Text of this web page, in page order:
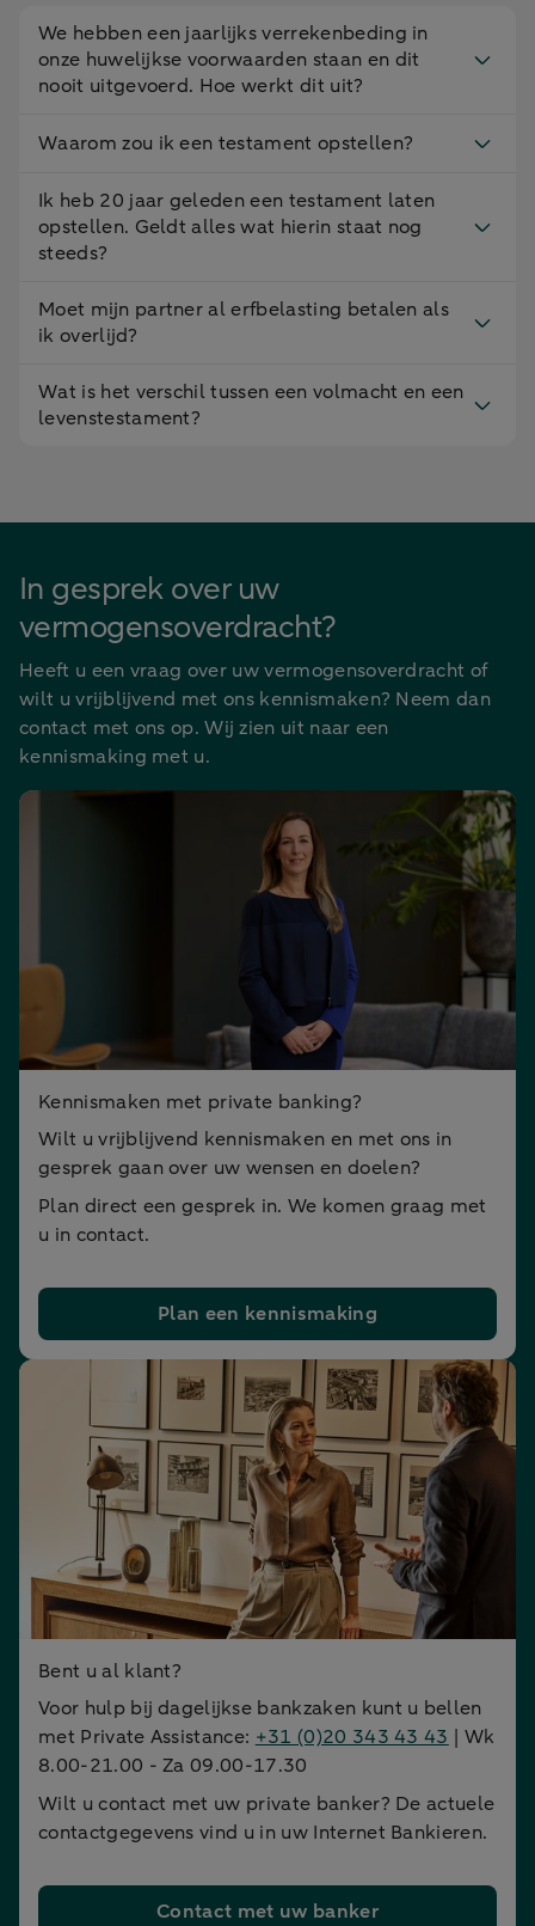
We hebben een jaarlijks verrekenbeding in
onze huwelijkse voorwaarden staan en dit
nooit uitgevoerd. Hoe werkt dit uit?
Waarom zou ik een testament opstellen?
Ik heb 20 jaar geleden een testament laten
opstellen. Geldt alles wat hierin staat nog
steeds?
Moet mijn partner al erfbelasting betalen als
ik overlijd?
Wat is het verschil tussen een volmacht en een
levenstestament?
In gesprek over uw
vermogensoverdracht?
Heeft u een vraag over uw vermogensoverdracht of
wilt u vrijblijvend met ons kennismaken? Neem dan
contact met ons op. Wij zien uit naar een
kennismaking met u.
Kennismaken met private banking?
Wilt u vrijblijvend kennismaken en met ons in
gesprek gaan over uw wensen en doelen?
Plan direct een gesprek in. We komen graag met
u in contact.
Plan een kennismaking
Bent u al klant?
Voor hulp bij dagelijkse bankzaken kunt u bellen
met Private Assistance: +31 (0)20 343 43 43 | Wk
8.00-21.00 - Za 09.00-17.30
Wilt u contact met uw private banker? De actuele
contactgegevens vind u in uw Internet Bankieren.
Contact met uw banker